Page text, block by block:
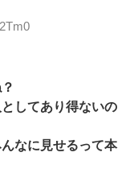
してあり得ないの
なに見せるって本